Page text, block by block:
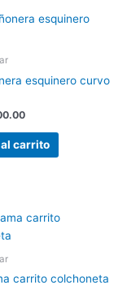
esquinero curvo
carrito
carrito colchoneta